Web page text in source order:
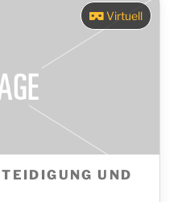
Virtuell
UND